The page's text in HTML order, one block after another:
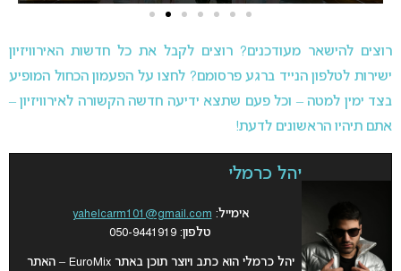
רוצים להישאר מעודכנים? רוצים לקבל את כל חדשות האירוויזיון
ישירות לטלפון הנייד ברגע פרסומם? לחצו על הפעמון הכחול המופיע
בצד ימין למטה – וכל פעם שתצא ידיעה חדשה הקשורה לאירוויזיון –
אתם תיהיו הראשונים לדעת!
יהל כרמלי
אימייל: yahelcarm101@gmail.com
טלפון: 050-9441919
יהל כרמלי הוא כתב ויוצר תוכן באתר EuroMix – האתר